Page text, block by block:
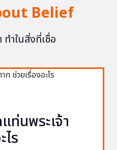
Belief
ทำในสิ่งที่เชื่อ
นพระเจ้า
ร